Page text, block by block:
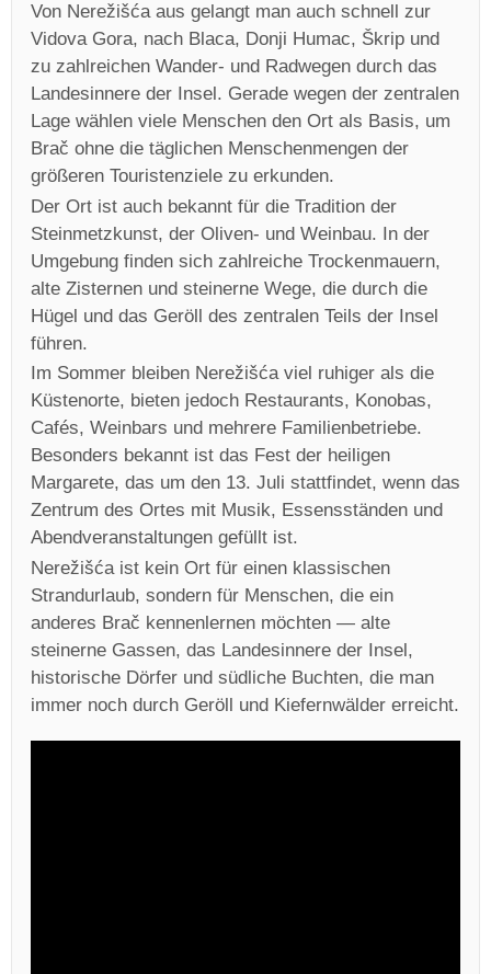
Von Nerežišća aus gelangt man auch schnell zur
Vidova Gora, nach Blaca, Donji Humac, Škrip und
zu zahlreichen Wander- und Radwegen durch das
Landesinnere der Insel. Gerade wegen der zentralen
Lage wählen viele Menschen den Ort als Basis, um
Brač ohne die täglichen Menschenmengen der
größeren Touristenziele zu erkunden.
Der Ort ist auch bekannt für die Tradition der
Steinmetzkunst, der Oliven- und Weinbau. In der
Umgebung finden sich zahlreiche Trockenmauern,
alte Zisternen und steinerne Wege, die durch die
Hügel und das Geröll des zentralen Teils der Insel
führen.
Im Sommer bleiben Nerežišća viel ruhiger als die
Küstenorte, bieten jedoch Restaurants, Konobas,
Cafés, Weinbars und mehrere Familienbetriebe.
Besonders bekannt ist das Fest der heiligen
Margarete, das um den 13. Juli stattfindet, wenn das
Zentrum des Ortes mit Musik, Essensständen und
Abendveranstaltungen gefüllt ist.
Nerežišća ist kein Ort für einen klassischen
Strandurlaub, sondern für Menschen, die ein
anderes Brač kennenlernen möchten — alte
steinerne Gassen, das Landesinnere der Insel,
historische Dörfer und südliche Buchten, die man
immer noch durch Geröll und Kiefernwälder erreicht.